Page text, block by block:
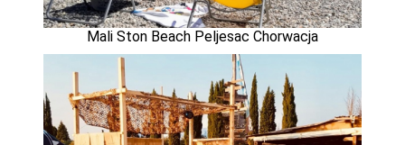
Mali Ston Beach Peljesac Chorwacja